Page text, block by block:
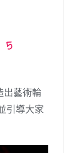
出藝術輪
引導大家